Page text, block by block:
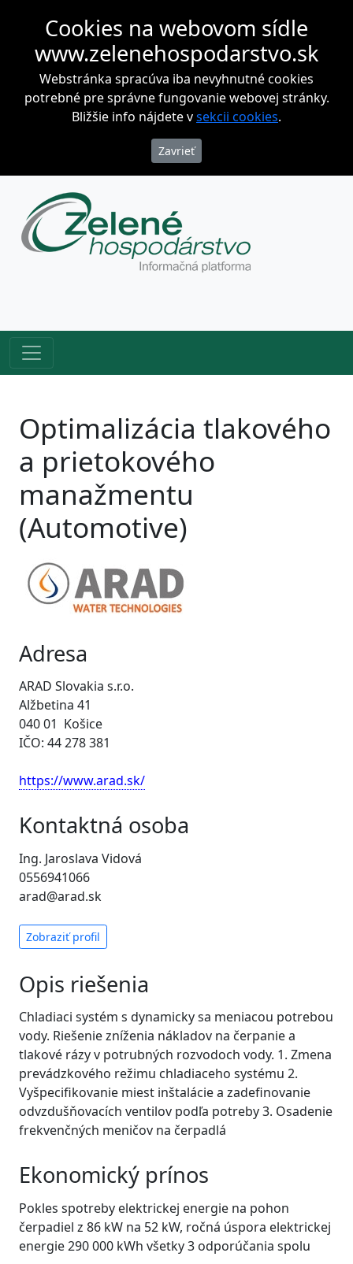
Cookies na webovom sídle
www.zelenehospodarstvo.sk
Webstránka spracúva iba nevyhnutné cookies
potrebné pre správne fungovanie webovej stránky.
Bližšie info nájdete vsekcii cookies.
Optimalizácia tlakového
a prietokového
manažmentu
(Automotive)
Adresa
ARAD Slovakia s.r.o.
Alžbetina 41
040 01 Košice
IČO: 44 278 381
https://www.arad.sk/
Kontaktná osoba
Ing. Jaroslava Vidová
0556941066
arad@arad.sk
Zobraziť profil
Opis riešenia
Chladiaci systém s dynamicky sa meniacou potrebou
vody. Riešenie zníženia nákladov na čerpanie a
tlakové rázy v potrubných rozvodoch vody. 1. Zmena
prevádzkového režimu chladiaceho systému 2.
Vyšpecifikovanie miest inštalácie a zadefinovanie
odvzdušňovacích ventilov podľa potreby 3. Osadenie
frekvenčných meničov na čerpadlá
Ekonomický prínos
Pokles spotreby elektrickej energie na pohon
čerpadiel z 86 kW na 52 kW, ročná úspora elektrickej
energie 290 000 kWh všetky 3 odporúčania spolu